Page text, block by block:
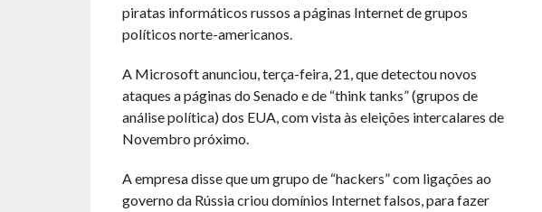
piratas informáticos russos a páginas Internet de grupos
políticos norte-americanos.
A Microsoft anunciou, terça-feira, 21, que detectou novos
ataques a páginas do Senado e de “think tanks” (grupos de
análise política) dos EUA, com vista às eleições intercalares de
Novembro próximo.
A empresa disse que um grupo de “hackers” com ligações ao
governo da Rússia criou domínios Internet falsos, para fazer